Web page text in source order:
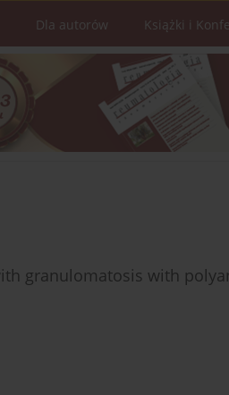
Dla autorów Książki i
granulomatosis with